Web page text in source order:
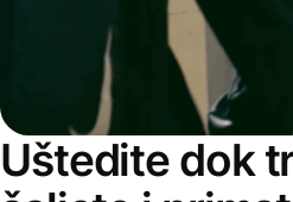
Uštedite dok